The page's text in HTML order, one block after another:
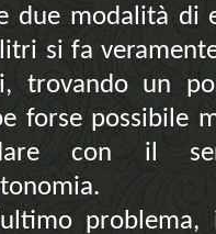
due modalità di
si fa
trovando un
forse possibile
con il